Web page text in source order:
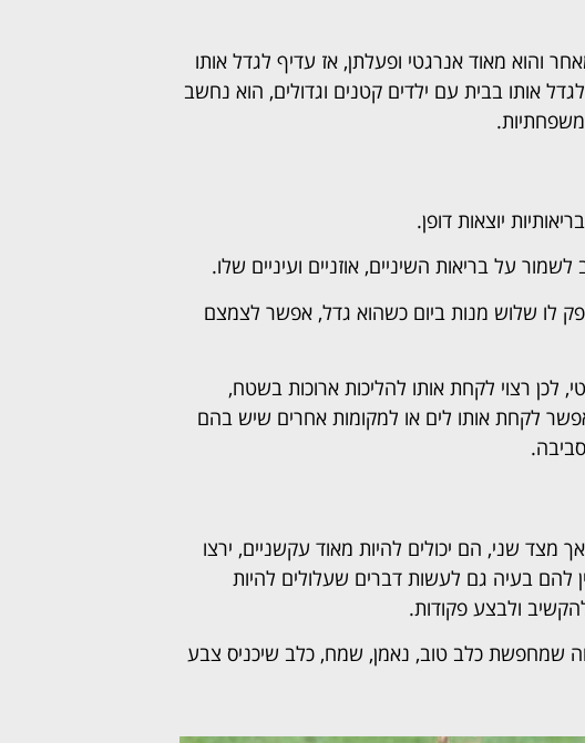
והוא מאוד אנרגטי ופעלתן, אז עדיף לגדל אותו
אותו בבית עם ילדים קטנים וגדולים, הוא נחשב
יוצאות דופן.
על בריאות השיניים, אוזניים ועיניים שלו.
לו שלוש מנות ביום כשהוא גדל, אפשר לצמצם
לכן רצוי לקחת אותו להליכות ארוכות בשטח,
לקחת אותו לים או למקומות אחרים שיש בהם
מצד שני, הם יכולים להיות מאוד עקשניים, ירצו
להם בעיה גם לעשות דברים שעלולים להיות
ולבצע פקודות.
שמחפשת כלב טוב, נאמן, שמח, כלב שיכניס צבע